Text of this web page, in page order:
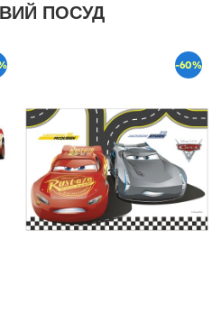
ПОСУД
-60%